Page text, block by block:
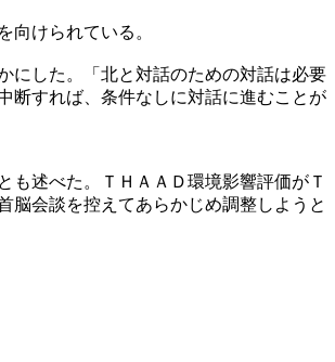
けられている。
にした。「北と対話のための対話は必要
断すれば、条件なしに対話に進むことが
も述べた。ＴＨＡＡＤ環境影響評価がＴ
脳会談を控えてあらかじめ調整しようと